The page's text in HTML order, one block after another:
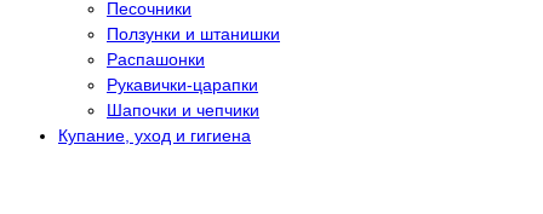
Песочники
Ползунки и штанишки
Распашонки
Рукавички-царапки
Шапочки и чепчики
Купание, уход и гигиена